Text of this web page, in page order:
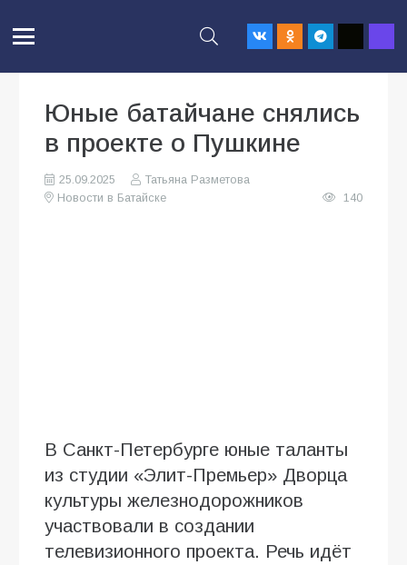
Юные батайчане снялись
в проекте о Пушкине
25.09.2025
Татьяна Разметова
Новости в Батайске
140
В Санкт-Петербурге юные таланты
из студии «Элит-Премьер» Дворца
культуры железнодорожников
участвовали в создании
телевизионного проекта. Речь идёт